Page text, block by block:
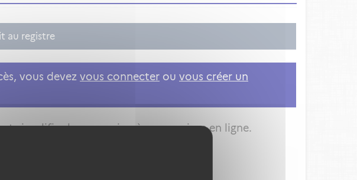
au registre
vous devez vous connecter ou vous créer un
simplifier la connexion à vos services en ligne.